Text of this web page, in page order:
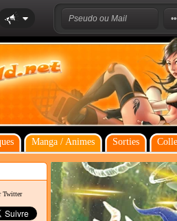
Manga / Animes Sorties
Twitter